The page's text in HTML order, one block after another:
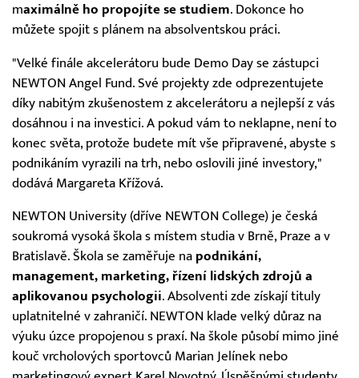
maximálně ho propojíte se studiem. Dokonce ho
můžete spojit s plánem na absolventskou práci.
"Velké finále akcelerátoru bude Demo Day se zástupci
NEWTON Angel Fund. Své projekty zde odprezentujete
díky nabitým zkušenostem z akcelerátoru a nejlepší z vás
dosáhnou i na investici. A pokud vám to neklapne, není to
konec světa, protože budete mít vše připravené, abyste s
podnikáním vyrazili na trh, nebo oslovili jiné investory,"
dodává Margareta Křížová.
NEWTON University (dříve NEWTON College) je česká
soukromá vysoká škola s místem studia v Brně, Praze a v
Bratislavě. Škola se zaměřuje na podnikání,
management, marketing, řízení lidských zdrojů a
aplikovanou psychologii. Absolventi zde získají tituly
uplatnitelné v zahraničí. NEWTON klade velký důraz na
výuku úzce propojenou s praxí. Na škole působí mimo jiné
kouč vrcholových sportovců Marian Jelínek nebo